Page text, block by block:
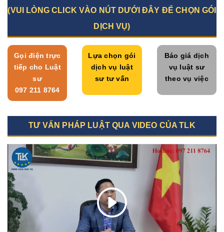
(VUI LÒNG CLICK VÀO NÚT DƯỚI ĐÂY ĐỂ CHỌN GÓI
DỊCH VỤ)
Gọi điện trực
tiếp cho Luật
sư
097 211 8764
Lựa chọn gói
dịch vụ luật
sư tư vấn
Báo giá dịch
vụ luật sư
theo vụ việc
TƯ VẤN PHÁP LUẬT QUA VIDEO CỦA TLK